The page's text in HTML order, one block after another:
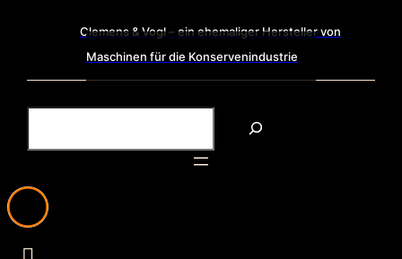
Clemens & Vogl – ein ehemaliger Hersteller von
Maschinen für die Konservenindustrie
h